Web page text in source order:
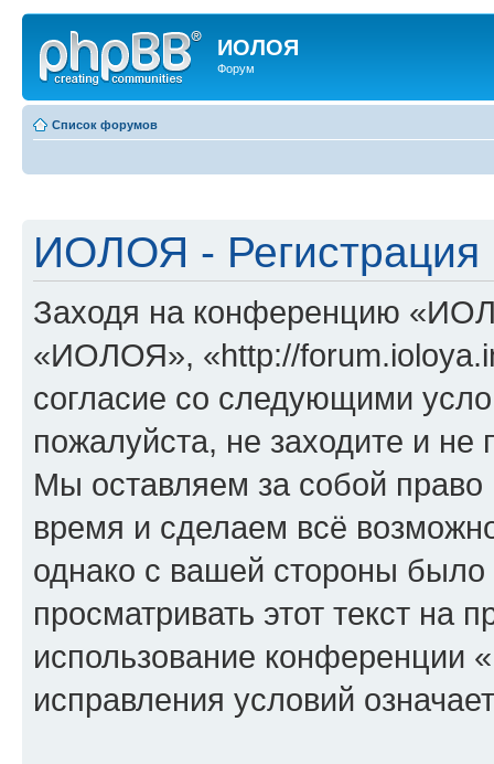
ИОЛОЯ
Форум
Список форумов
ИОЛОЯ - Регистрация
Заходя на конференцию
«ИОЛОЯ», «http://
согласие со следующими
пожалуйста, не заходите и
Мы оставляем за собой
время и сделаем всё
однако с вашей стороны
просматривать этот текст на
использование
исправления условий